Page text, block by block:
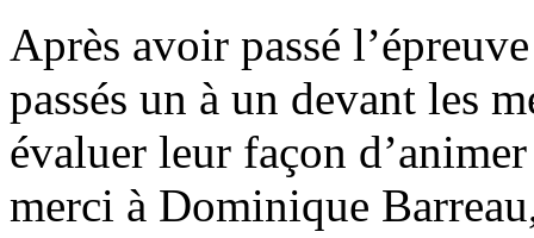
Après avoir passé
passés un à un devant les
évaluer leur façon
merci à Dominique